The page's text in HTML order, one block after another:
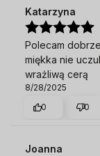
Katarzyna
Polecam
miękka nie
wrażliwą cerą
8/28/2025
0
0
Joanna